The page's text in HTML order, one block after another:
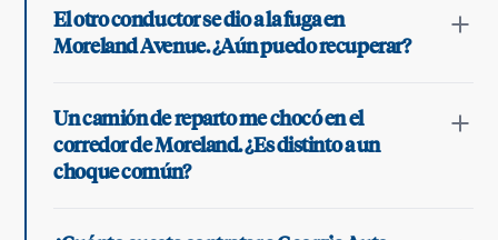
El otro conductor se dio a la fuga en
Moreland Avenue. ¿Aún puedo recuperar?
Un camión de reparto me chocó en el
corredor de Moreland. ¿Es distinto a un
choque común?